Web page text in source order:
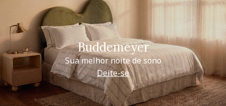
Buddemeyer
Sua melhor noite de sono
Deite-se